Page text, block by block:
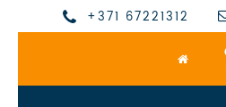
+371 67221312